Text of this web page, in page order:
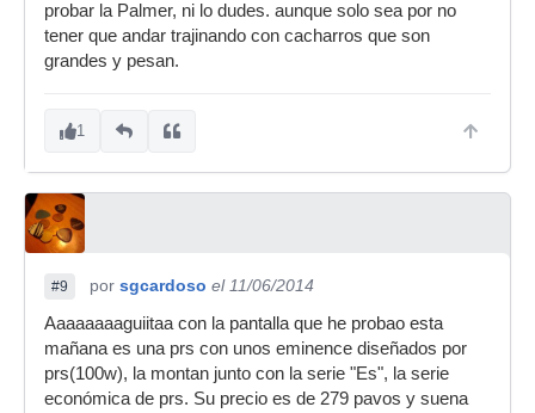
probar la Palmer, ni lo dudes. aunque solo sea por no
tener que andar trajinando con cacharros que son
grandes y pesan.
1
#9 por sgcardoso el 11/06/2014
Aaaaaaaaguiitaa con la pantalla que he probao esta
mañana es una prs con unos eminence diseñados por
prs(100w), la montan junto con la serie "Es", la serie
económica de prs. Su precio es de 279 pavos y suena